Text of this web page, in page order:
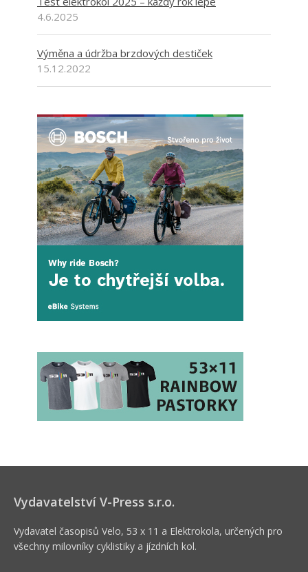
4.6.2025
Výměna a údržba brzdových destiček
15.12.2022
Vydavatelství V-Press s.r.o.
Vydavatel časopisů Velo, 53 x 11 a Elektrokola, určených pro
všechny milovníky cyklistiky a jízdních kol.